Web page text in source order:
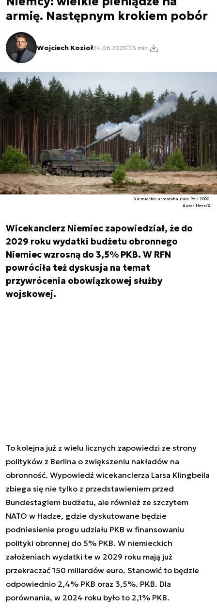
armię. Następnym krokiem pobór
Wojciech Kozioł24.06.2025 3 min.
Niemieckie armatohaubice PzH 2000.
Autor. Heer/X
Wicekanclerz Niemiec zapowiedział, że do
2029 roku wydatki budżetu obronnego
Niemiec wzrosną do 3,5% PKB. W RFN
powróciła też dyskusja na temat
przywrócenia obowiązkowej służby
wojskowej.
To kolejna już z wielu licznych zapowiedzi ze strony
polityków z Berlina o zwiększeniu nakładów na
obronność. Wypowiedź wicekanclerza Larsa Klingbeila
zbiega się nie tylko z przedstawieniem przed
Bundestagiem budżetu, ale również ze szczytem
NATO w Hadze, gdzie dyskutowane będzie
podniesienie progu udziału PKB w finansowaniu
polityki obronnej do 5% PKB. W niemieckich
założeniach wydatki te w 2029 roku mają już
przekraczać 150 miliardów euro. Stanowić to będzie
odpowiednio 2,4% PKB oraz 3,5%. PKB. Dla
porównania, w 2024 roku było to 2,1% PKB.